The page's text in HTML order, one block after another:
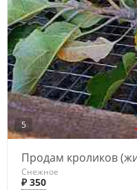
5
Продам кроликов
Снежное
₽ 350